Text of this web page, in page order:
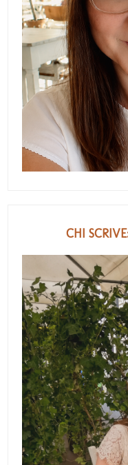
CHI